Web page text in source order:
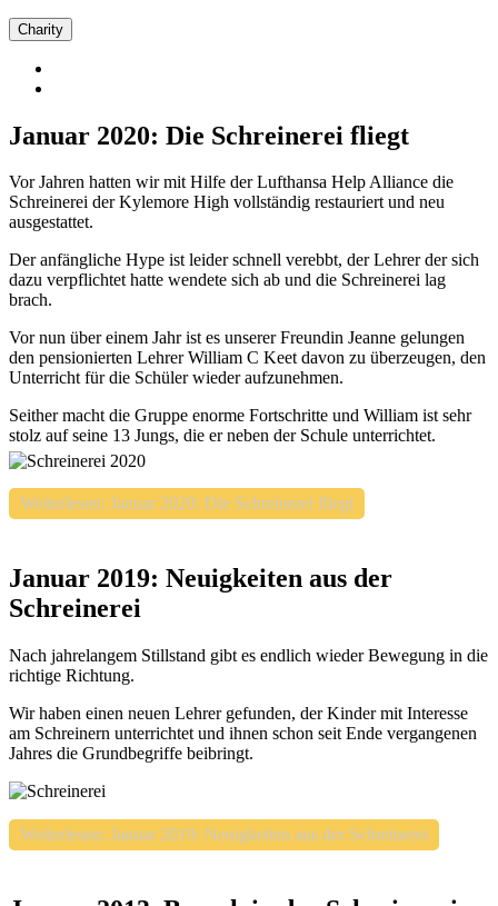
Charity
Januar 2020: Die Schreinerei fliegt
Vor Jahren hatten wir mit Hilfe der Lufthansa Help Alliance die
Schreinerei der Kylemore High vollständig restauriert und neu
ausgestattet.
Der anfängliche Hype ist leider schnell verebbt, der Lehrer der sich
dazu verpflichtet hatte wendete sich ab und die Schreinerei lag
brach.
Vor nun über einem Jahr ist es unserer Freundin Jeanne gelungen
den pensionierten Lehrer William C Keet davon zu überzeugen, den
Unterricht für die Schüler wieder aufzunehmen.
Seither macht die Gruppe enorme Fortschritte und William ist sehr
stolz auf seine 13 Jungs, die er neben der Schule unterrichtet.
Weiterlesen: Januar 2020: Die Schreinerei fliegt
Januar 2019: Neuigkeiten aus der
Schreinerei
Nach jahrelangem Stillstand gibt es endlich wieder Bewegung in die
richtige Richtung.
Wir haben einen neuen Lehrer gefunden, der Kinder mit Interesse
am Schreinern unterrichtet und ihnen schon seit Ende vergangenen
Jahres die Grundbegriffe beibringt.
Weiterlesen: Januar 2019: Neuigkeiten aus der Schreinerei